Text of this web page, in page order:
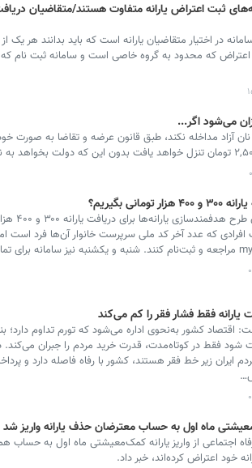
ثبت اعتراض یارانه متفاوت هستند/متقاضیان دریافت
در اختیار متقاضیان یارانه است که باید بدانند هر یک از
اعتراض که محدود به گروه خاصی است و سامانه ثبت نام
می‌شود اگر...
تومانی بگیریم؟
ثبت‌نام
که عدد آخر کد ملی سرپرست خانوار آن‌ها فرد است
یارانه فقط فشار فقر را کم می‌کند
اقتصاد کشور به‌نحوی اداره می‌شود که تورم تداوم دارد؛
شود فقط در کوتاه‌مدت، قدرت خرید مردم را جبران
مردم ایران زیر خط فقر هستند، کشور با رفاه فاصله دارد و
ماه اول به حساب معترضان حذف یارانه واریز شد
رفاه اجتماعی از واریز یارانه کمک‌معیشتی ماه اول به حساب
خود اعتراض کرده‌اند، خبر داد.